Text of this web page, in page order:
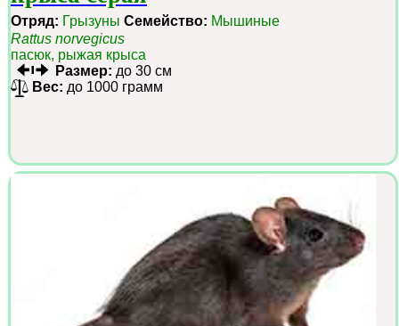
Отряд: Грызуны Семейство: Мышиные
Rattus norvegicus
пасюк, рыжая крыса
Размер: до 30 см
Вес: до 1000 грамм